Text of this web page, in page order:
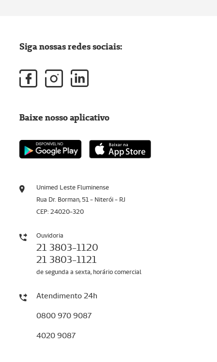
Unimed Leste Fluminense
Rua Dr. Borman, 51 - Niterói - RJ
CEP: 24020-320
Ouvidoria
21 3803-1120
21 3803-1121
de segunda a sexta, horário comercial
Atendimento 24h
0800 970 9087
4020 9087
Siga nossas redes sociais:
Baixe nosso aplicativo